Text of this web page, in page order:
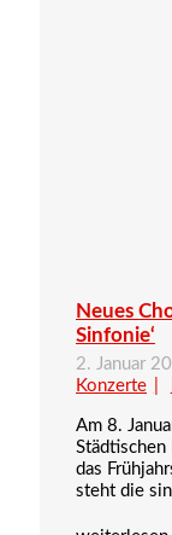
Neues
Sinfonie‘
2. Januar
Konzerte
Am 8.
das
steht die